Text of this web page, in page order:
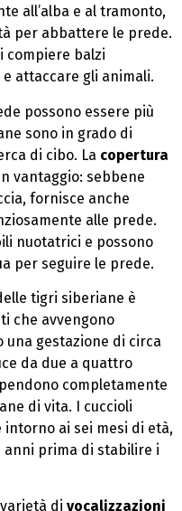
all’alba e al tramonto,
per abbattere le prede.
compiere balzi
attaccare gli animali.
possono essere più
sono in grado di
di cibo. La copertura
vantaggio: sebbene
fornisce anche
alle prede.
nuotatrici e possono
per seguire le prede.
tigri siberiane è
che avvengono
gestazione di circa
da due a quattro
completamente
di vita. I cuccioli
intorno ai sei mesi di età,
anni prima di stabilire i
di vocalizzazioni